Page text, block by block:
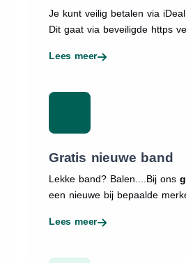
Je kunt veilig betalen via
Dit gaat via beveiligde https
Lees meer
Gratis nieuwe band
Lekke band? Balen....Bij ons
een nieuwe bij bepaalde
Lees meer